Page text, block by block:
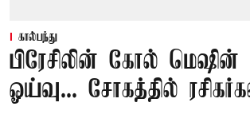
கால்பந்து
பிரேசிலின் கோல் மெஷின்
ஓய்வு... சோகத்தில்